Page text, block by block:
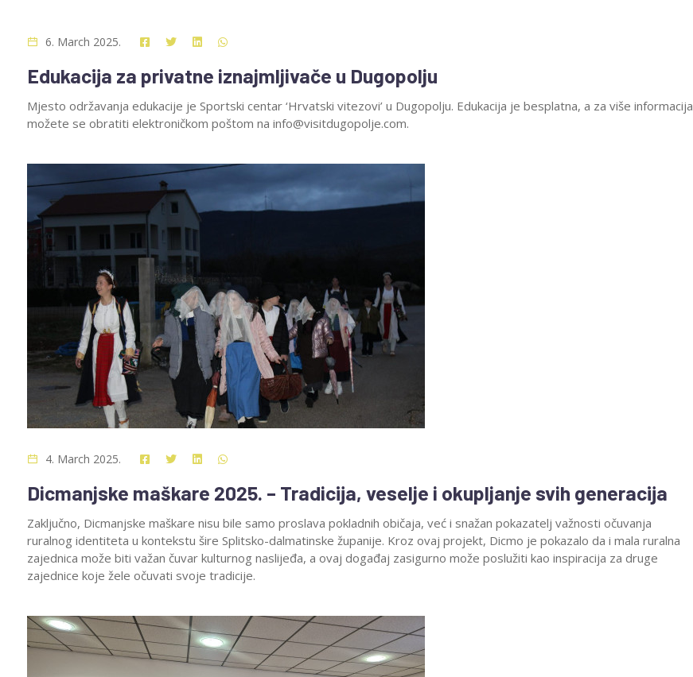
6. March 2025.
Edukacija za privatne iznajmljivače u Dugopolju
Mjesto održavanja edukacije je Sportski centar ‘Hrvatski vitezovi’ u Dugopolju. Edukacija je besplatna, a za više informacija
možete se obratiti elektroničkom poštom na info@visitdugopolje.com.
4. March 2025.
Dicmanjske maškare 2025. – Tradicija, veselje i okupljanje svih generacija
Zaključno, Dicmanjske maškare nisu bile samo proslava pokladnih običaja, već i snažan pokazatelj važnosti očuvanja
ruralnog identiteta u kontekstu šire Splitsko-dalmatinske županije. Kroz ovaj projekt, Dicmo je pokazalo da i mala ruralna
zajednica može biti važan čuvar kulturnog naslijeđa, a ovaj događaj zasigurno može poslužiti kao inspiracija za druge
zajednice koje žele očuvati svoje tradicije.